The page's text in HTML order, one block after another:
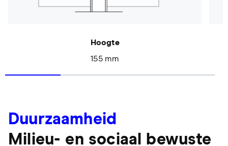
Hoogte
155 mm
Duurzaamheid
Milieu- en sociaal bewuste